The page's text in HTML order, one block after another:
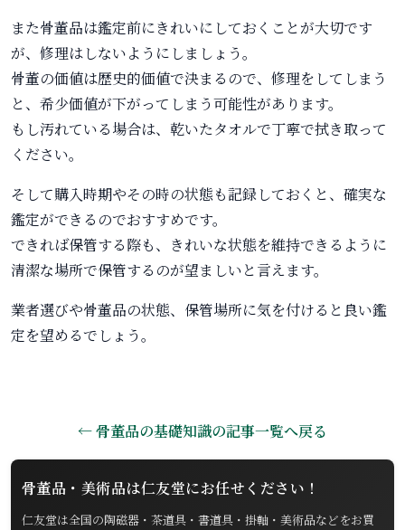
また骨董品は鑑定前にきれいにしておくことが大切です
が、修理はしないようにしましょう。
骨董の価値は歴史的価値で決まるので、修理をしてしまう
と、希少価値が下がってしまう可能性があります。
もし汚れている場合は、乾いたタオルで丁寧で拭き取って
ください。
そして購入時期やその時の状態も記録しておくと、確実な
鑑定ができるのでおすすめです。
できれば保管する際も、きれいな状態を維持できるように
清潔な場所で保管するのが望ましいと言えます。
業者選びや骨董品の状態、保管場所に気を付けると良い鑑
定を望めるでしょう。
← 骨董品の基礎知識の記事一覧へ戻る
骨董品・美術品は仁友堂にお任せください！
仁友堂は全国の陶磁器・茶道具・書道具・掛軸・美術品などをお買